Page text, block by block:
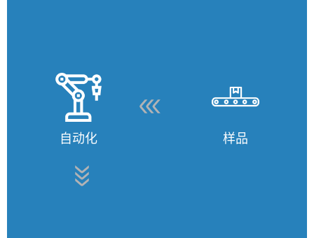
样品
自动化